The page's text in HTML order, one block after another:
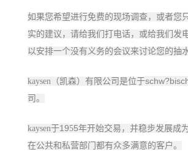
如果您希望进行免费的现场调查，或者您
实的建议，请给我们打电话，或给我们发
以安排一个没有义务的会议来讨论您的抽
kaysen（凯森）有限公司是位于
司。
kaysen于1955年开始交易，并稳步发展成
在公共和私营部门都有众多满意的客户。